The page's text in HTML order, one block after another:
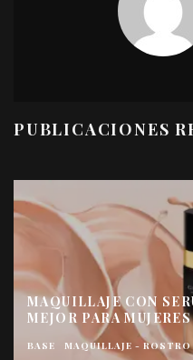
PUBLICACIONES
MAQUILLAJE CON
MEJOR PARA
BASE MAQUILLAJE - ROSTRO